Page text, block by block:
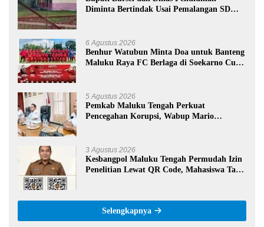
Diminta Bertindak Usai Pemalangan SD
6 Agustus 2026
Benhur Watubun Minta Doa untuk Banteng
Maluku Raya FC Berlaga di Soekarno Cup
5 Agustus 2026
Pemkab Maluku Tengah Perkuat
Pencegahan Korupsi, Wabup Mario
3 Agustus 2026
Kesbangpol Maluku Tengah Permudah Izin
Penelitian Lewat QR Code, Mahasiswa Tak
Selengkapnya